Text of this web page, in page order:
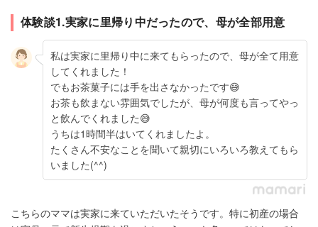
体験談1.実家に里帰り中だったので、母が全部用意
私は実家に里帰り中に来てもらったので、母が全て用意
してくれました！
でもお茶菓子には手を出さなかったです😅
お茶も飲まない雰囲気でしたが、母が何度も言ってやっ
と飲んでくれました😅
うちは1時間半はいてくれましたよ。
たくさん不安なことを聞いて親切にいろいろ教えてもら
いました(^^)
こちらのママは実家に来ていただいたそうです。特に初産の場合